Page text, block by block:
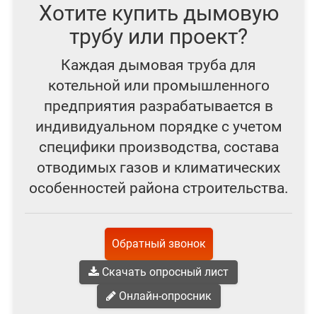
Хотите купить дымовую
трубу или проект?
Каждая дымовая труба для
котельной или промышленного
предприятия разрабатывается в
индивидуальном порядке с учетом
специфики производства, состава
отводимых газов и климатических
особенностей района строительства.
Обратный звонок
Скачать опросный лист
Онлайн-опросник